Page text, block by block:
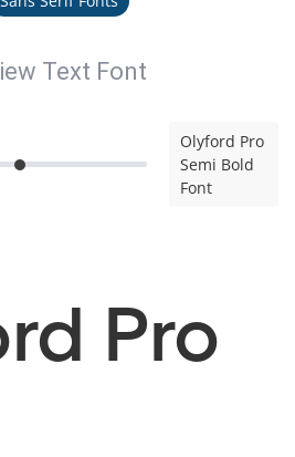
Text Font
Olyford Pro
Semi Bold
Font
Pro